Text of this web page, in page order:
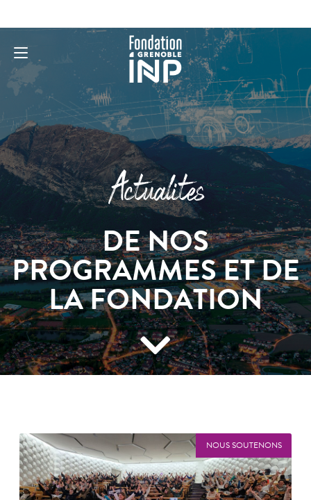
Actualites
DE NOS
PROGRAMMES ET DE
LA FONDATION
NOUS SOUTENONS